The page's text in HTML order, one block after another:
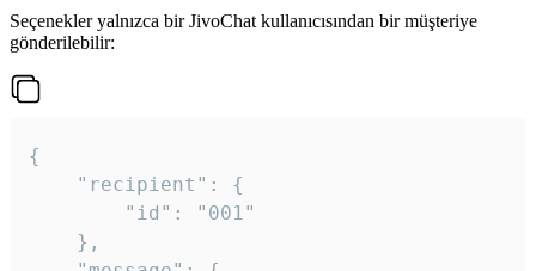
Seçenekler yalnızca bir JivoChat kullanıcısından bir müşteriye
gönderilebilir:
{